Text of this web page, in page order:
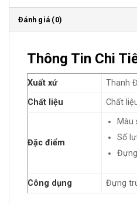
Đánh giá (0)
Thông Tin Chi
Xuất xứ
Thanh
Chất liệu
Chất
Đặc điểm
Màu
Số
Công dụng Đựng